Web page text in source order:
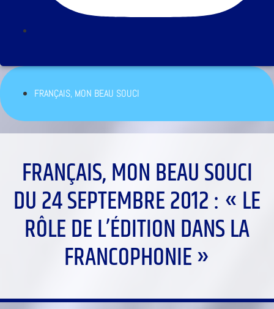
FRANÇAIS, MON BEAU SOUCI
FRANÇAIS, MON BEAU SOUCI
DU 24 SEPTEMBRE 2012 : « LE
RÔLE DE L’ÉDITION DANS LA
FRANCOPHONIE »